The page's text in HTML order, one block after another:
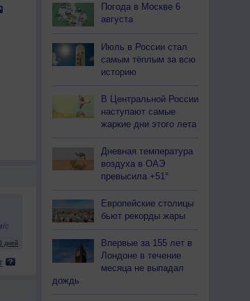
+26
73
В
+21
С-В
14 пт
724
+27
78
С-В
3-6
15 сб
Ночь
726
95
С-В
15 сб
День
724
82
Ю
Ночь
724
94
Погода в Москве 6
августа
Июль в России стал
самым тёплым за всю
историю
В Центральной России
наступают самые
жаркие дни этого лета
Дневная температура
воздуха в ОАЭ
превысила +51°
Европейские столицы
бьют рекорды жары
Впервые за 155 лет в
Лондоне в течение
месяца не выпадал
дождь